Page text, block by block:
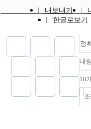
simulation.
hazard
there was
method
evaluation,
proposed
sorption
for spilled
chemicals
내보내기
한글로보기
정
내
10